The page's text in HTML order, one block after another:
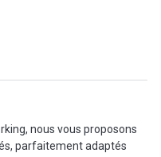
nous vous proposons
parfaitement adaptés